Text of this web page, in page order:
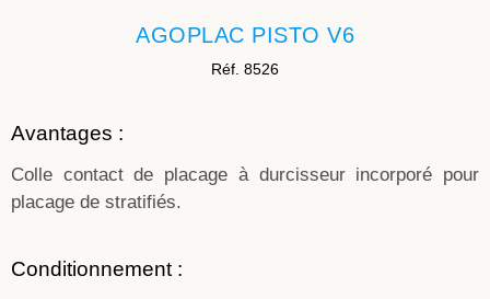
AGOPLAC PISTO V6
Réf. 8526
Avantages :
Colle contact de placage à durcisseur incorporé pour
placage de stratifiés.
Conditionnement :